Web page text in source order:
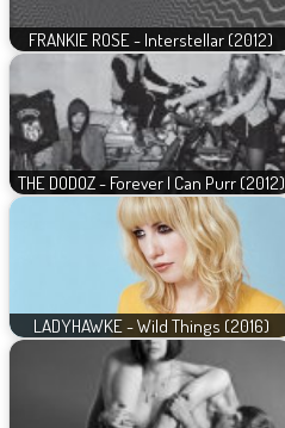
FRANKIE ROSE - Interstellar (2012)
THE DODOZ - Forever I Can Purr (2012)
LADYHAWKE - Wild Things (2016)